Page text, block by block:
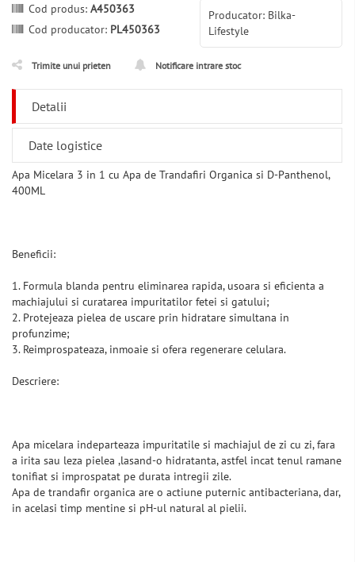
Producator: Bilka-
Lifestyle
Cod produs: A450363
Cod producator: PL450363
Trimite unui prieten Notificare intrare stoc
Detalii
Date logistice
Apa Micelara 3 in 1 cu Apa de Trandafiri Organica si D-Panthenol,
400ML
Beneficii:
1. Formula blanda pentru eliminarea rapida, usoara si eficienta a
machiajului si curatarea impuritatilor fetei si gatului;
2. Protejeaza pielea de uscare prin hidratare simultana in
profunzime;
3. Reimprospateaza, inmoaie si ofera regenerare celulara.
Descriere:
Apa micelara indeparteaza impuritatile si machiajul de zi cu zi, fara
a irita sau leza pielea ,lasand-o hidratanta, astfel incat tenul ramane
tonifiat si improspatat pe durata intregii zile.
Apa de trandafir organica are o actiune puternic antibacteriana, dar,
in acelasi timp mentine si pH-ul natural al pielii.